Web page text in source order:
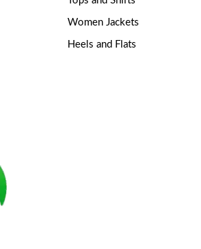
Women Jackets
Heels and Flats